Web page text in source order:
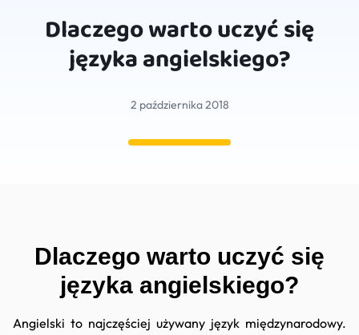
Półkolonie
Dlaczego warto uczyć się
języka angielskiego?
2 października 2018
Dlaczego warto uczyć się
języka angielskiego?
Angielski to najczęściej używany język międzynarodowy.